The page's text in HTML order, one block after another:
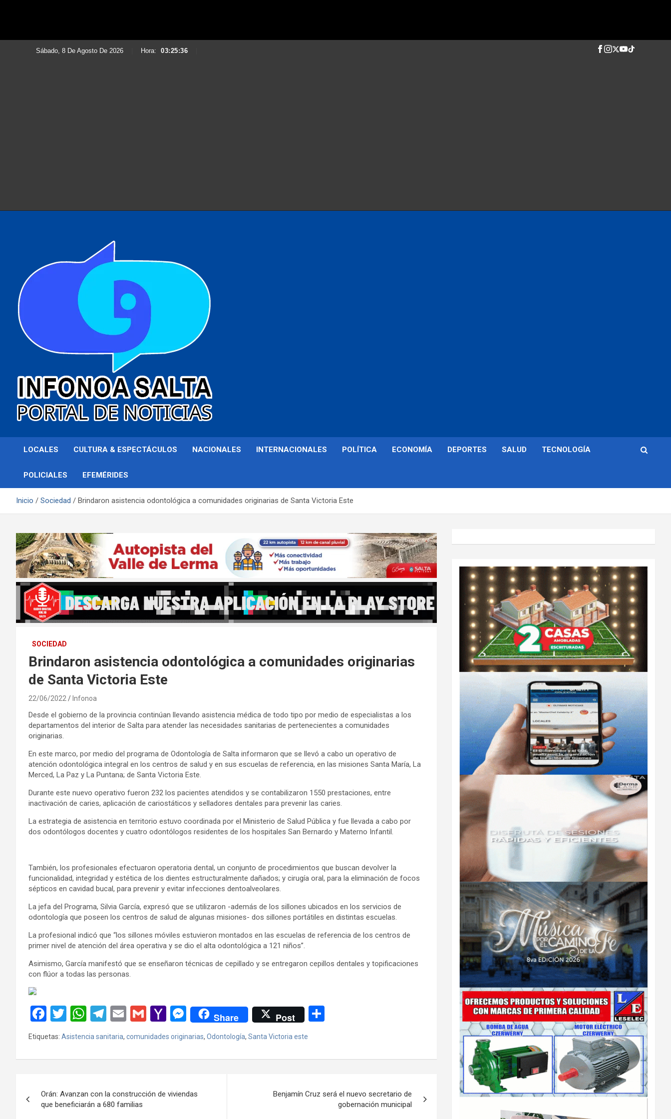
Sábado, 8 De Agosto De 2026 Hora: 03:25:37
Infonoa Salta
LOCALES CULTURA & ESPECTÁCULOS NACIONALES INTERNACIONALES POLÍTICA ECONOMÍA DEPORTES SALUD TECNOLOGÍA
POLICIALES EFEMÉRIDES
Inicio Sociedad Brindaron asistencia odontológica a comunidades originarias de Santa Victoria Este
SOCIEDAD
Brindaron asistencia odontológica a comunidades originarias
de Santa Victoria Este
22/06/2022 Infonoa
Desde el gobierno de la provincia continúan llevando asistencia médica de todo tipo por medio de especialistas a los
departamentos del interior de Salta para atender las necesidades sanitarias de pertenecientes a comunidades
originarias.
En este marco, por medio del programa de Odontología de Salta informaron que se llevó a cabo un operativo de
atención odontológica integral en los centros de salud y en sus escuelas de referencia, en las misiones Santa María, La
Merced, La Paz y La Puntana; de Santa Victoria Este.
Durante este nuevo operativo fueron 232 los pacientes atendidos y se contabilizaron 1550 prestaciones, entre
inactivación de caries, aplicación de cariostáticos y selladores dentales para prevenir las caries.
La estrategia de asistencia en territorio estuvo coordinada por el Ministerio de Salud Pública y fue llevada a cabo por
dos odontólogos docentes y cuatro odontólogos residentes de los hospitales San Bernardo y Materno Infantil.
También, los profesionales efectuaron operatoria dental, un conjunto de procedimientos que buscan devolver la
funcionalidad, integridad y estética de los dientes estructuralmente dañados; y cirugía oral, para la eliminación de focos
sépticos en cavidad bucal, para prevenir y evitar infecciones dentoalveolares.
La jefa del Programa, Silvia García, expresó que se utilizaron -además de los sillones ubicados en los servicios de
odontología que poseen los centros de salud de algunas misiones- dos sillones portátiles en distintas escuelas.
La profesional indicó que “los sillones móviles estuvieron montados en las escuelas de referencia de los centros de
primer nivel de atención del área operativa y se dio el alta odontológica a 121 niños”.
Asimismo, García manifestó que se enseñaron técnicas de cepillado y se entregaron cepillos dentales y topificaciones
con flúor a todas las personas.
F
a
ce
b
o
k
T
wi
tt
er
W
h
at
s
p
p
T
el
e
gr
m
E
ail
G
m
ail
Y
h
o
M
M
es
se
n
er
Share Post
p
tir
Etiquetas: Asistencia sanitaria, comunidades originarias, Odontología, Santa Victoria este
de
Orán: Avanzan con la construcción de viviendas
que beneficiarán a 680 familias
Benjamín Cruz será el nuevo secretario de
gobernación municipal